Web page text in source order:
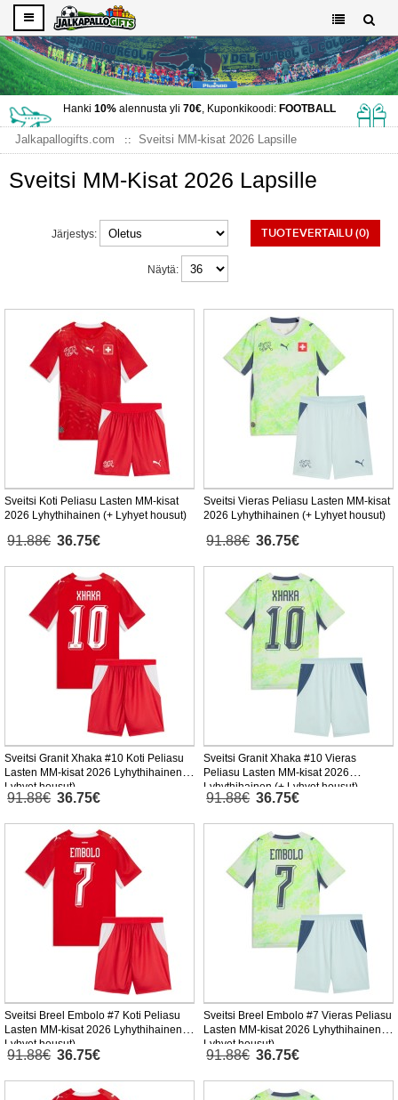
Hanki 10%alennusta yli 70€, Kuponkikoodi: FOOTBALL
Jalkapallogifts.com Sveitsi MM-kisat 2026 Lapsille
Sveitsi MM-Kisat 2026 Lapsille
TUOTEVERTAILU (0)
Järjestys:
Näytä:
Sveitsi Koti Peliasu Lasten MM-kisat
2026 Lyhythihainen (+ Lyhyet housut)
91.88€ 36.75€
Sveitsi Vieras Peliasu Lasten MM-kisat
2026 Lyhythihainen (+ Lyhyet housut)
91.88€ 36.75€
Sveitsi Granit Xhaka #10 Koti Peliasu
Lasten MM-kisat 2026 Lyhythihainen (+
Lyhyet housut)
91.88€ 36.75€
Sveitsi Granit Xhaka #10 Vieras
Peliasu Lasten MM-kisat 2026
Lyhythihainen (+ Lyhyet housut)
91.88€ 36.75€
Sveitsi Breel Embolo #7 Koti Peliasu
Lasten MM-kisat 2026 Lyhythihainen (+
Lyhyet housut)
91.88€ 36.75€
Sveitsi Breel Embolo #7 Vieras Peliasu
Lasten MM-kisat 2026 Lyhythihainen (+
Lyhyet housut)
91.88€ 36.75€